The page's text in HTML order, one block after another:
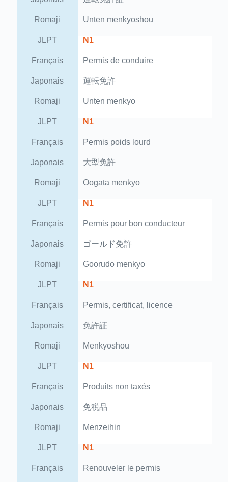
Romaji Unten menkyoshou
JLPT N1
Français Permis de conduire
Japonais 運転免許
Romaji Unten menkyo
JLPT N1
Français Permis poids lourd
Japonais 大型免許
Romaji Oogata menkyo
JLPT N1
Français Permis pour bon conducteur
Japonais ゴールド免許
Romaji Goorudo menkyo
JLPT N1
Français Permis, certificat, licence
Japonais 免許証
Romaji Menkyoshou
JLPT N1
Français Produits non taxés
Japonais 免税品
Romaji Menzeihin
JLPT N1
Français Renouveler le permis